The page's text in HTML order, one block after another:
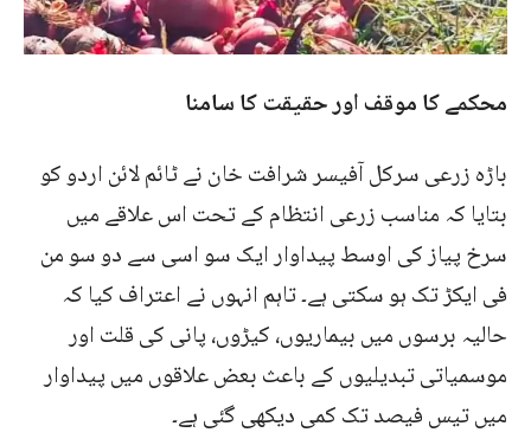
محکمے کا موقف اور حقیقت کا سامنا
باڑہ زرعی سرکل آفیسر شرافت خان نے ٹائم لائن اردو کو
بتایا کہ مناسب زرعی انتظام کے تحت اس علاقے میں
سرخ پیاز کی اوسط پیداوار ایک سو اسی سے دو سو من
فی ایکڑ تک ہو سکتی ہے۔ تاہم انہوں نے اعتراف کیا کہ
حالیہ برسوں میں بیماریوں، کیڑوں، پانی کی قلت اور
موسمیاتی تبدیلیوں کے باعث بعض علاقوں میں پیداوار
میں تیس فیصد تک کمی دیکھی گئی ہے۔